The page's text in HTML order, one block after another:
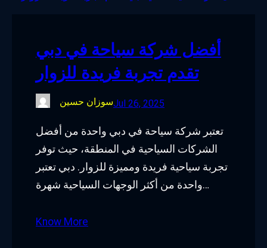
k
n
a
m
أفضل شركة سياحة في دبي
تقدم تجربة فريدة للزوار
سوزان حسينJul 26, 2025
تعتبر شركة سياحة في دبي واحدة من أفضل
الشركات السياحية في المنطقة، حيث توفر
تجربة سياحية فريدة ومميزة للزوار. دبي تعتبر
واحدة من أكثر الوجهات السياحية شهرة…
Know More